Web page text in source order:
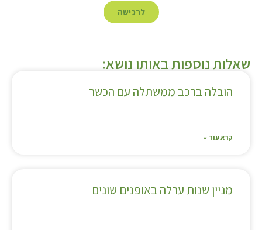
לרכישה
שאלות נוספות באותו נושא:
הובלה ברכב ממשתלה עם הכשר
קרא עוד »
מניין שנות ערלה באופנים שונים